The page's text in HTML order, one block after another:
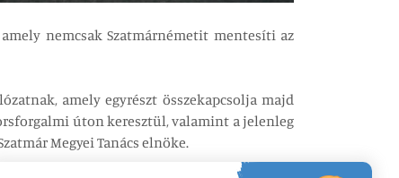
nemcsak Szatmárnémetit mentesíti az
amely egyrészt összekapcsolja majd
úton keresztül, valamint a jelenleg
Megyei Tanács elnöke.